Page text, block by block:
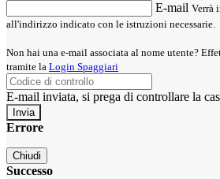
E-mail Verrà
all'indirizzo indicato con le istruzioni necessarie.
Non hai una e-mail associata al nome utente?
tramite la Login Spaggiari
E-mail inviata, si prega di controllare la
Errore
Chiudi
Successo